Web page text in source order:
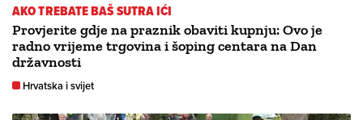
AKO TREBATE BAŠ SUTRA IĆI
Provjerite gdje na praznik obaviti kupnju: Ovo je
radno vrijeme trgovina i šoping centara na Dan
državnosti
Hrvatska i svijet